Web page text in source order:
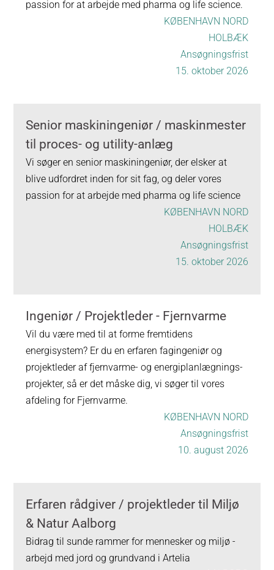
passion for at arbejde med pharma og life science.
KØBENHAVN NORD
HOLBÆK
Ansøgningsfrist
15. oktober 2026
Senior maskiningeniør / maskinmester
til proces- og utility-anlæg
Vi søger en senior maskiningeniør, der elsker at
blive udfordret inden for sit fag, og deler vores
passion for at arbejde med pharma og life science
KØBENHAVN NORD
HOLBÆK
Ansøgningsfrist
15. oktober 2026
Ingeniør / Projektleder - Fjernvarme
Vil du være med til at forme fremtidens
energisystem? Er du en erfaren fagingeniør og
projektleder af fjernvarme- og energiplanlægnings-
projekter, så er det måske dig, vi søger til vores
afdeling for Fjernvarme.
KØBENHAVN NORD
Ansøgningsfrist
10. august 2026
Erfaren rådgiver / projektleder til Miljø
& Natur Aalborg
Bidrag til sunde rammer for mennesker og miljø -
arbejd med jord og grundvand i Artelia